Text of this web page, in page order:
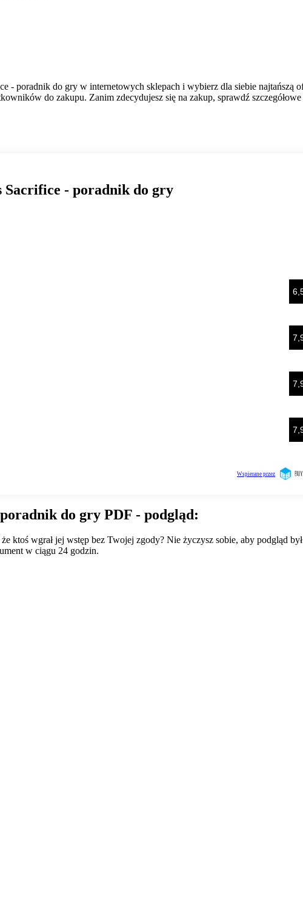
- poradnik do gry w internetowych sklepach i wybierz dla siebie najtańszą
do zakupu. Zanim zdecydujesz się na zakup, sprawdź
do gry PDF - podgląd:
ktoś wgrał jej wstęp bez Twojej zgody? Nie życzysz sobie, aby podgląd
w ciągu 24 godzin.